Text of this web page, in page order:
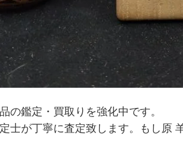
の鑑定・買取りを強化中です。
士が丁寧に査定致します。もし原